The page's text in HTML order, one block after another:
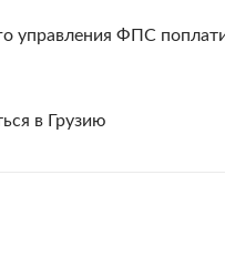
управления ФПС
в Грузию